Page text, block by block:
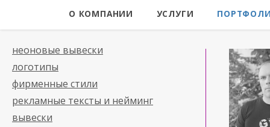
О КОМПАНИИ УСЛУГИ
неоновые вывески
логотипы
фирменные стили
рекламные тексты и нейминг
вывески